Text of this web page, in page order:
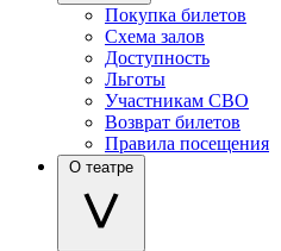
Покупка билетов
Схема залов
Доступность
Льготы
Участникам СВО
Возврат билетов
Правила посещения
О театре